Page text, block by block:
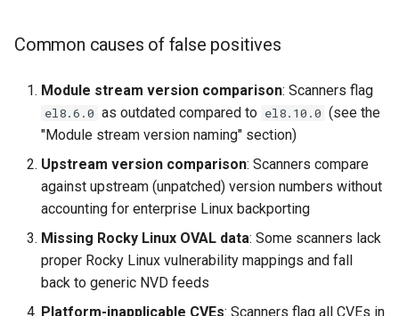
Common causes of false positives
Module stream version comparison: Scanners flag
el8.6.0 as outdated compared to el8.10.0 (see the
"Module stream version naming" section)
Upstream version comparison: Scanners compare
against upstream (unpatched) version numbers without
accounting for enterprise Linux backporting
Missing Rocky Linux OVAL data: Some scanners lack
proper Rocky Linux vulnerability mappings and fall
back to generic NVD feeds
Platform-inapplicable CVEs: Scanners flag all CVEs in